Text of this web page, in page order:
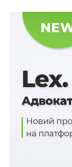
ПОВ'ЯЗАНІ ТЕМИ:
Заяви щодо
випадках на
Створення
АПУ, IBA та
Меморандум